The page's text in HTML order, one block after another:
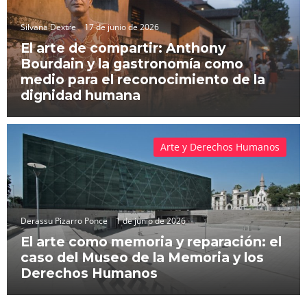
Silvana Dextre 17 de junio de 2026
El arte de compartir: Anthony
Bourdain y la gastronomía como
medio para el reconocimiento de la
dignidad humana
Derassu Pizarro Ponce 1 de junio de 2026
El arte como memoria y reparación: el
caso del Museo de la Memoria y los
Derechos Humanos
Arte y Derechos Humanos